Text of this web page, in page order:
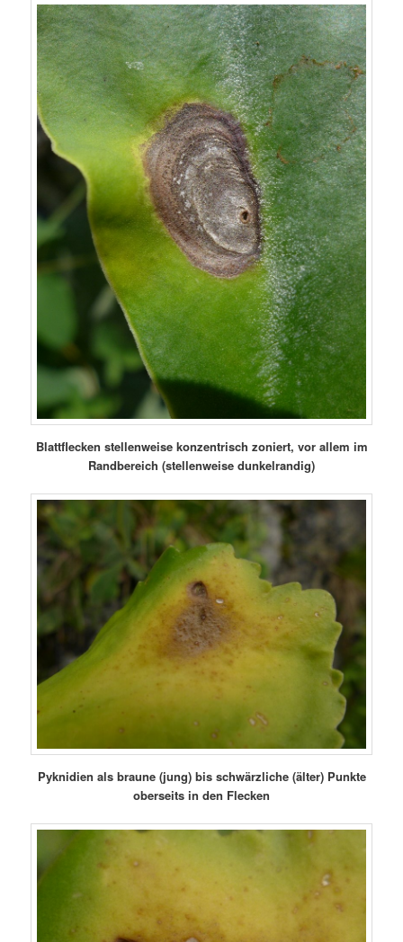
Blattflecken stellenweise konzentrisch zoniert, vor allem im
Randbereich (stellenweise dunkelrandig)
Pyknidien als braune (jung) bis schwärzliche (älter) Punkte
oberseits in den Flecken